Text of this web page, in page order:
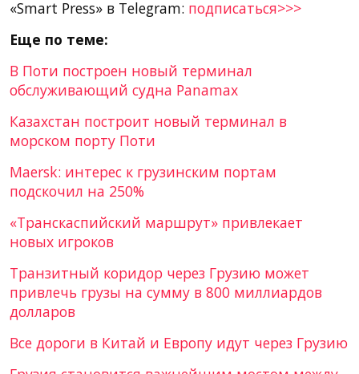
«Smart Press» в Telegram: подписаться>>>
Еще по теме:
В Поти построен новый терминал
обслуживающий судна Panamax
Казахстан построит новый терминал в
морском порту Поти
Maersk: интерес к грузинским портам
подскочил на 250%
«Транскаспийский маршрут» привлекает
новых игроков
Транзитный коридор через Грузию может
привлечь грузы на сумму в 800 миллиардов
долларов
Все дороги в Китай и Европу идут через Грузию